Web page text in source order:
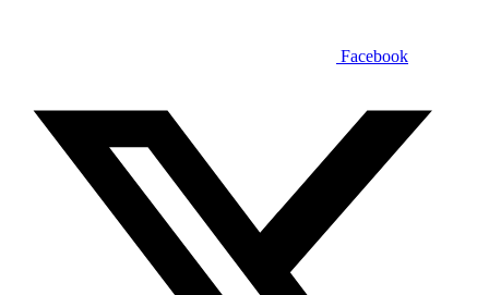
Facebook